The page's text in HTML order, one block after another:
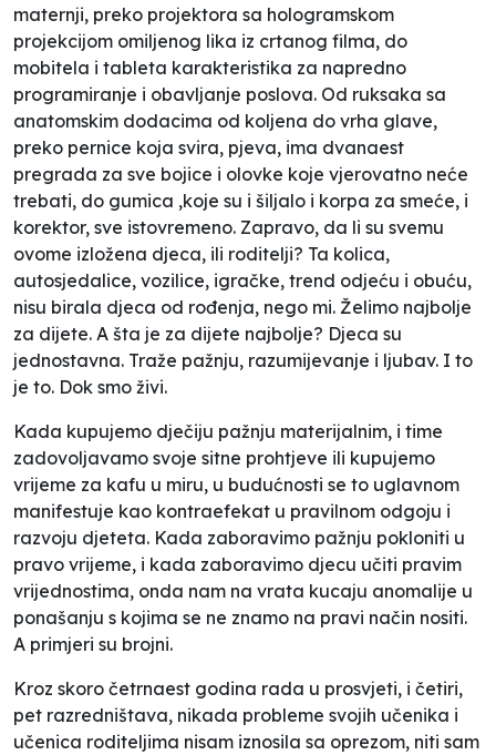
maternji, preko projektora sa hologramskom
projekcijom omiljenog lika iz crtanog filma, do
mobitela i tableta karakteristika za napredno
programiranje i obavljanje poslova. Od ruksaka sa
anatomskim dodacima od koljena do vrha glave,
preko pernice koja svira, pjeva, ima dvanaest
pregrada za sve bojice i olovke koje vjerovatno neće
trebati, do gumica ,koje su i šiljalo i korpa za smeće, i
korektor, sve istovremeno. Zapravo, da li su svemu
ovome izložena djeca, ili roditelji? Ta kolica,
autosjedalice, vozilice, igračke, trend odjeću i obuću,
nisu birala djeca od rođenja, nego mi. Želimo najbolje
za dijete. A šta je za dijete najbolje? Djeca su
jednostavna. Traže pažnju, razumijevanje i ljubav. I to
je to. Dok smo živi.
Kada kupujemo dječiju pažnju materijalnim, i time
zadovoljavamo svoje sitne prohtjeve ili kupujemo
vrijeme za kafu u miru, u budućnosti se to uglavnom
manifestuje kao kontraefekat u pravilnom odgoju i
razvoju djeteta. Kada zaboravimo pažnju pokloniti u
pravo vrijeme, i kada zaboravimo djecu učiti pravim
vrijednostima, onda nam na vrata kucaju anomalije u
ponašanju s kojima se ne znamo na pravi način nositi.
A primjeri su brojni.
Kroz skoro četrnaest godina rada u prosvjeti, i četiri,
pet razredništava, nikada probleme svojih učenika i
učenica roditeljima nisam iznosila sa oprezom, niti sam